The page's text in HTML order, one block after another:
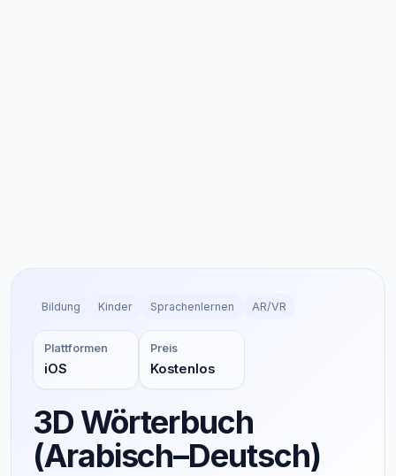
Bildung Kinder Sprachenlernen AR/VR
Plattformen
iOS
Preis
Kostenlos
3D Wörterbuch
(Arabisch–Deutsch)